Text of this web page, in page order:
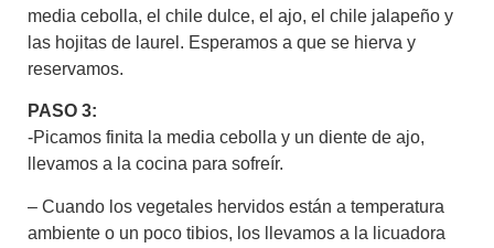
media cebolla, el chile dulce, el ajo, el chile jalapeño y
las hojitas de laurel. Esperamos a que se hierva y
reservamos.
PASO 3:
-Picamos finita la media cebolla y un diente de ajo,
llevamos a la cocina para sofreír.
– Cuando los vegetales hervidos están a temperatura
ambiente o un poco tibios, los llevamos a la licuadora